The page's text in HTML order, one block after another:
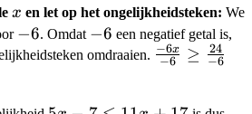
24
x
x en let op het ongelijkheidsteken: We
-6
−6. Omdat -6
−6 een negatief getal is,
omdraaien. \frac{-6x}
−6
−6x ≥ −6
24